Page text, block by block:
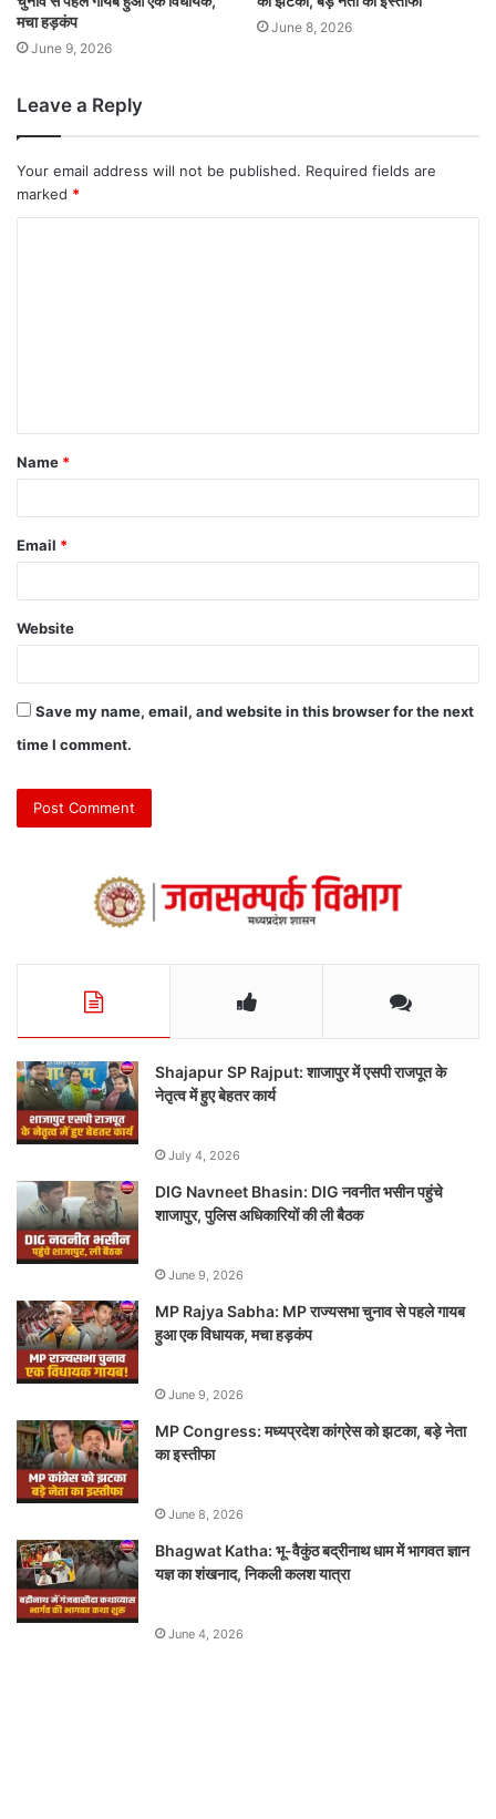
मचा हड़कंप
June 9, 2026
June 8, 2026
Leave a Reply
Your email address will not be published. Required fields are
marked *
Name *
Email *
Website
Save my name, email, and website in this browser for the next
time I comment.
Shajapur SP Rajput: शाजापुर में एसपी राजपूत के
नेतृत्व में हुए बेहतर कार्य
July 4, 2026
DIG Navneet Bhasin: DIG नवनीत भसीन पहुंचे
शाजापुर, पुलिस अधिकारियों की ली बैठक
June 9, 2026
MP Rajya Sabha: MP राज्यसभा चुनाव से पहले गायब
हुआ एक विधायक, मचा हड़कंप
June 9, 2026
MP Congress: मध्यप्रदेश कांग्रेस को झटका, बड़े नेता
का इस्तीफा
June 8, 2026
Bhagwat Katha: भू-वैकुंठ बद्रीनाथ धाम में भागवत ज्ञान
यज्ञ का शंखनाद, निकली कलश यात्रा
June 4, 2026